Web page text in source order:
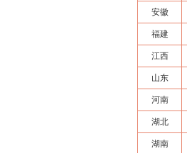
安徽
福建
江西
山东
河南
湖北
湖南